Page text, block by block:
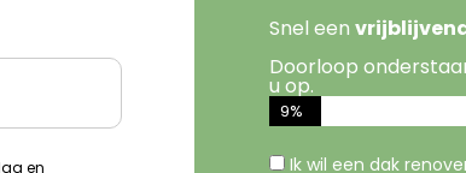
en
Snel een
Doorloop
u op.
9%
Ik wil een dak